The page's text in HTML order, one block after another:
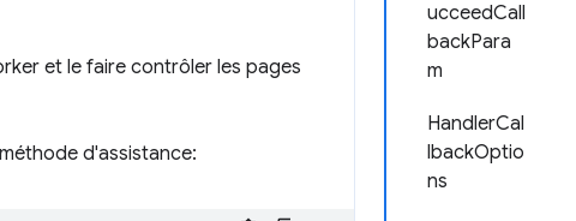
ucceedCall
backPara
m
HandlerCal
lbackOptio
ns
et le faire contrôler les pages
d'assistance: